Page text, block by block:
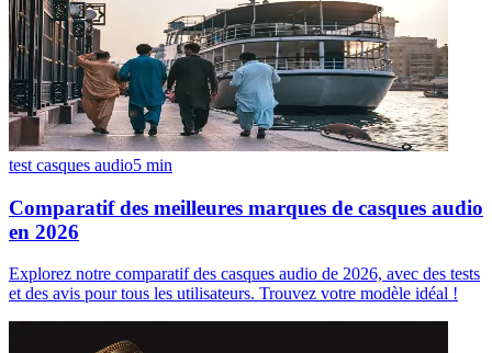
test casques audio5 min
Comparatif des meilleures marques de casques audio
en 2026
Explorez notre comparatif des casques audio de 2026, avec des tests
et des avis pour tous les utilisateurs. Trouvez votre modèle idéal !